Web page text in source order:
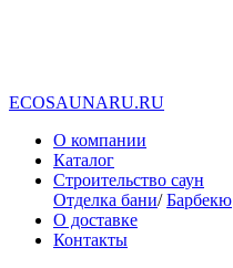
ECOSAUNARU.RU
О компании
Каталог
Строительство саун
Отделка бани/Барбекю
О доставке
Контакты